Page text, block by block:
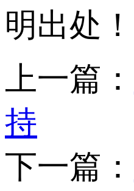
明出处！
上一篇：
持
下一篇：